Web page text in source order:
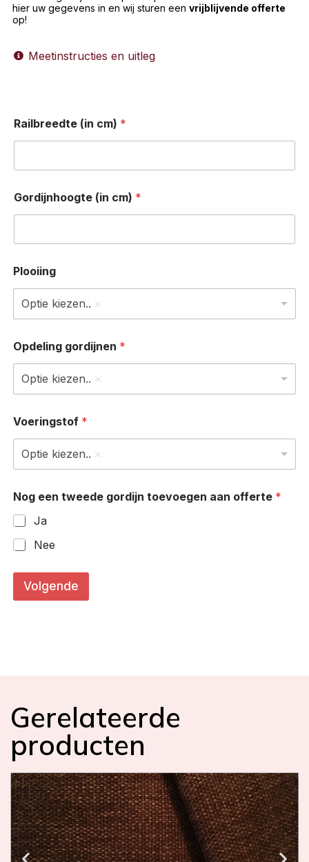
hier uw gegevens in en wij sturen een vrijblijvende offerte
op!
Meetinstructies en uitleg
Railbreedte (in cm) *
Gordijnhoogte (in cm) *
Plooiing
Optie kiezen..
Opdeling gordijnen *
Optie kiezen..
i
n
l
b
r
e
e
d
Voeringstof *
Optie kiezen..
Nog een tweede gordijn toevoegen aan offerte *
Ja
Nee
Volgende
Gerelateerde
producten